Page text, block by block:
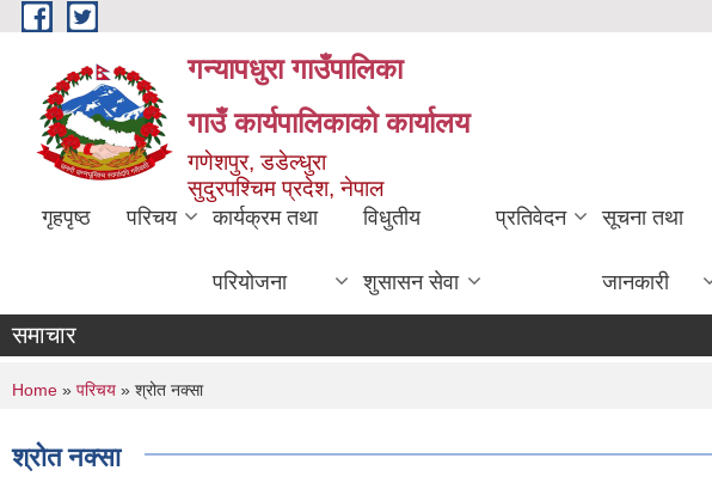
Skip to main content
गन्यापधुरा गाउँपालिका
गाउँ कार्यपालिकाकाे कार्यालय
गणेशपुर, डडेल्धुरा
सुदुरपश्चिम प्रदेश, नेपाल
गृहपृष्ठ परिचय कार्यक्रम तथा
परियोजना
विधुतीय
शुसासन सेवा
प्रतिवेदन सूचना तथा
जानकारी
समाचार
You are here
Home » परिचय » श्रोत नक्सा
श्रोत नक्सा